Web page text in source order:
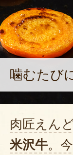
噛むたび
肉匠えん
米沢牛。